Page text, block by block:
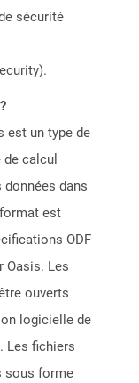
sécurité
est un type de
calcul
dans
est
ODF
Oasis. Les
ouverts
logicielle de
Les fichiers
sous forme